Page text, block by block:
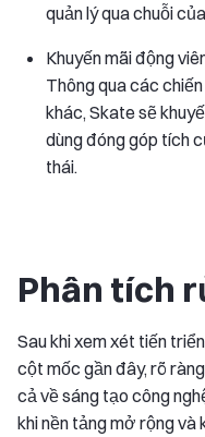
quản lý qua chuỗi
Khuyến mãi động
Thông qua các
khác, Skate sẽ
dùng đóng góp tích
thái.
Phân tích
Sau khi xem xét tiến
cột mốc gần đây, rõ
cả về sáng tạo công
khi nền tảng mở rộng